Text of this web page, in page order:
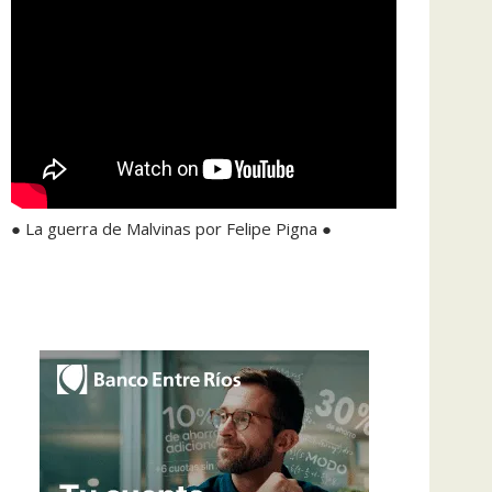
● La guerra de Malvinas por Felipe Pigna ●